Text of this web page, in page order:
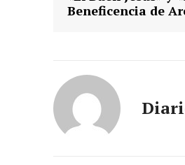
Beneficencia de